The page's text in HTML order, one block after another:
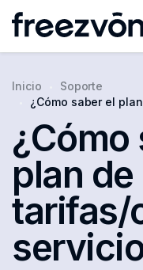
Inicio
Soporte
¿Cómo saber el
¿Cómo
plan de
tarifas/